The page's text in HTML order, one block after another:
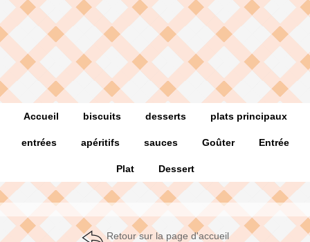
Accueil biscuits desserts plats principaux
entrées apéritifs sauces Goûter Entrée
Plat Dessert
Retour sur la page d'accueil